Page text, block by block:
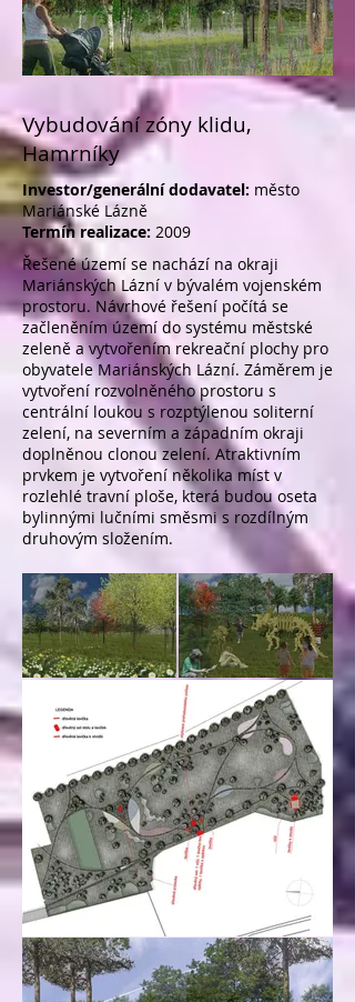
Vybudování zóny klidu,
Hamrníky
Investor/generální dodavatel: město
Mariánské Lázně
Termín realizace: 2009
Řešené území se nachází na okraji
Mariánských Lázní v bývalém vojenském
prostoru. Návrhové řešení počítá se
začleněním území do systému městské
zeleně a vytvořením rekreační plochy pro
obyvatele Mariánských Lázní. Záměrem je
vytvoření rozvolněného prostoru s
centrální loukou s rozptýlenou soliterní
zelení, na severním a západním okraji
doplněnou clonou zelení. Atraktivním
prvkem je vytvoření několika míst v
rozlehlé travní ploše, která budou oseta
bylinnými lučními směsmi s rozdílným
druhovým složením.